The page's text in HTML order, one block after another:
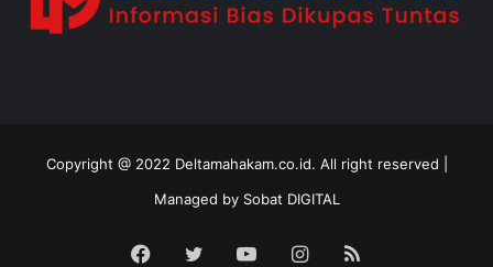
Copyright @ 2022 Deltamahakam.co.id. All right reserved |
Managed by Sobat DIGITAL
Facebook
Twitter YouTubeInstagram